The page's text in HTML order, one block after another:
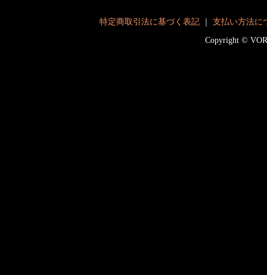
特定商取引法に基づく表記｜ 支払い方法に
Copyright ©